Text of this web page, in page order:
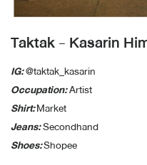
Taktak - Kasarin
IG:@taktak_kasarin
Occupation:Artist
Shirt:Market
Jeans:Secondhand
Shoes:Shopee